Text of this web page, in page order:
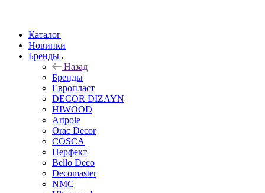
Каталог
Новинки
Бренды
Назад
Бренды
Европласт
DECOR DIZAYN
HIWOOD
Artpole
Orac Decor
COSCA
Перфект
Bello Deco
Decomaster
NMС